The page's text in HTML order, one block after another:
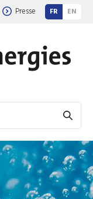
Presse FR EN